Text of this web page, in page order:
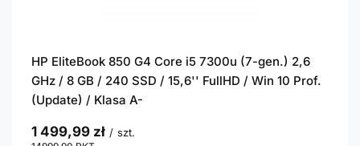
HP EliteBook 850 G4 Core i5 7300u (7-gen.) 2,6
GHz / 8 GB / 240 SSD / 15,6'' FullHD / Win 10 Prof.
(Update) / Klasa A-
1 499,99 zł / szt.